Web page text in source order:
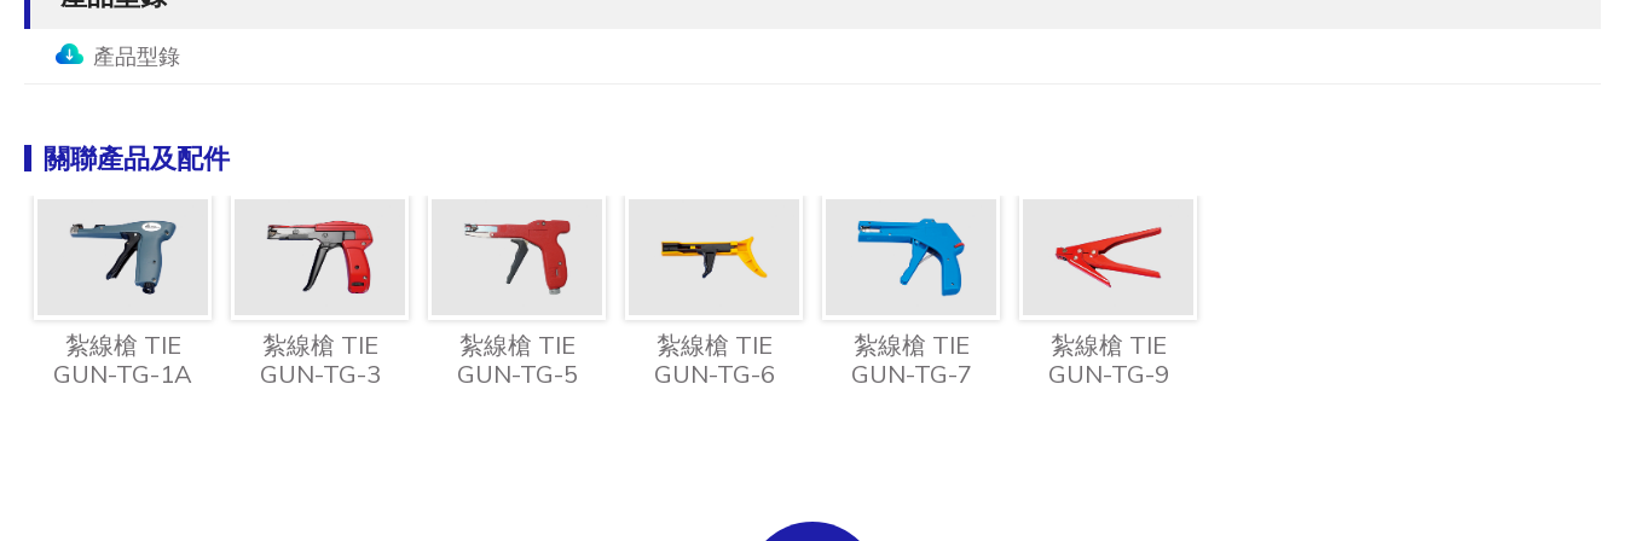
產品型錄
關聯產品及配件
紮線槍 TIE
GUN-TG-1A
紮線槍 TIE
GUN-TG-3
紮線槍 TIE
GUN-TG-5
紮線槍 TIE
GUN-TG-6
紮線槍 TIE
GUN-TG-7
紮線槍 TIE
GUN-TG-9